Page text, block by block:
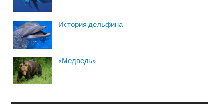
История дельфина
«Медведь»